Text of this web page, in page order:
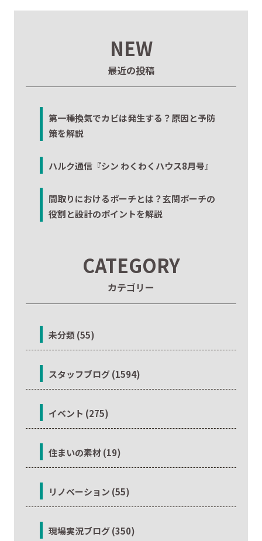
NEW
最近の投稿
第一種換気でカビは発生する？原因と予防
策を解説
ハルク通信『シン わくわくハウス8月号』
間取りにおけるポーチとは？玄関ポーチの
役割と設計のポイントを解説
CATEGORY
カテゴリー
未分類 (55)
スタッフブログ (1594)
イベント (275)
住まいの素材 (19)
リノベーション (55)
現場実況ブログ (350)